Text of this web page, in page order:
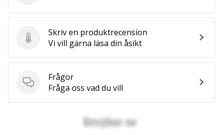
Skriv en produktrecension
Skriv en produktrecension
Vi vill gärna läsa din åsikt
Frågor
Frågor
Fråga oss vad du vill